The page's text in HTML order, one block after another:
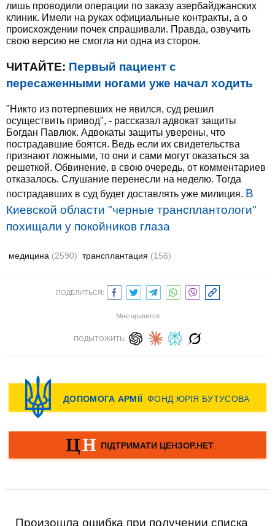
лишь проводили операции по заказу азербайджанских
клиник. Имели на руках официальные контракты, а о
происхождении почек спрашивали. Правда, озвучить
свою версию не смогла ни одна из сторон.
ЧИТАЙТЕ: Первый пациент с
пересаженными ногами уже начал ходить
"Никто из потерпевших не явился, суд решил
осуществить привод", - рассказал адвокат защиты
Богдан Павлюк. Адвокаты защиты уверены, что
пострадавшие боятся. Ведь если их свидетельства
признают ложными, то они и сами могут оказаться за
решеткой. Обвинение, в свою очередь, от комментариев
отказалось. Слушание перенесли на неделю. Тогда
пострадавших в суд будет доставлять уже милиция. В
Киевской области "черные трансплантологи"
похищали у покойников глаза
медицина (2590) трансплантация (156)
ПОДЕЛИТЬСЯ:
Мне нравится
ПОДЫТОЖИТЬ:
Произошла ошибка при получении списка